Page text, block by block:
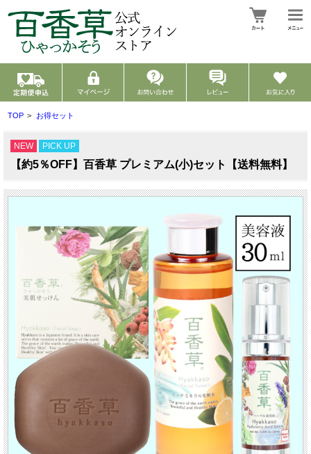
TOP > お得セット
NEW PICK UP
【約5％OFF】百香草 プレミアム(小)セット【送料無料】